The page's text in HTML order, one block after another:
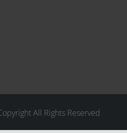
All Rights Reserved